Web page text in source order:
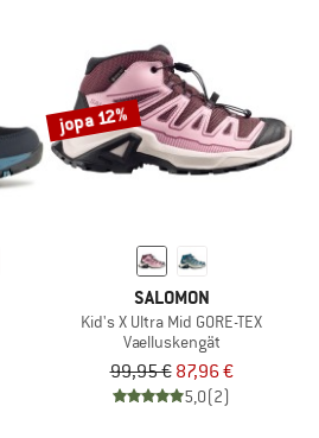
jopa 12%
SALOMON
Kid's X Ultra Mid GORE-TEX
Vaelluskengät
99,95 € 87,96 €
5,0(2)